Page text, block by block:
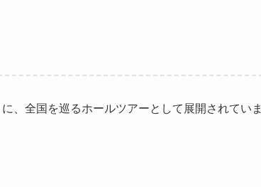
、全国を巡るホールツアーとして展開されていま